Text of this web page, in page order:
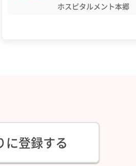
ホスピタルメント本郷
に登録する